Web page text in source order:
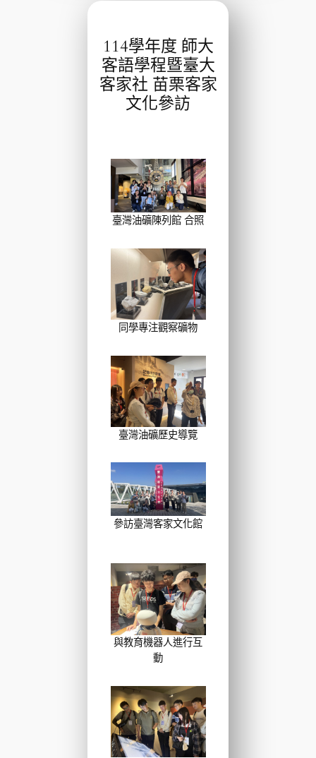
114學年度 師大
客語學程暨臺大
客家社 苗栗客家
文化參訪
臺灣油礦陳列館 合照
同學專注觀察礦物
臺灣油礦歷史導覽
參訪臺灣客家文化館
與教育機器人進行互
動